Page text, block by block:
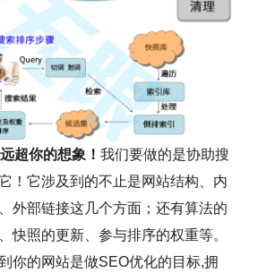
超你的想象！ 我们要做的是协助搜
！它涉及到的不止是网站结构、内
外部链接这几个方面；还有算法的
快照的更新、参与排序的权重等。
你的网站是做SEO优化的目标,拥